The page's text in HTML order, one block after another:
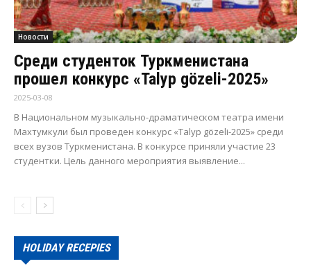
Новости
Среди студенток Туркменистана
прошел конкурс «Talyp gözeli-2025»
2025-03-08
В Национальном музыкально-драматическом театра имени
Махтумкули был проведен конкурс «Talyp gözeli-2025» среди
всех вузов Туркменистана. В конкурсе приняли участие 23
студентки. Цель данного мероприятия выявление...
HOLIDAY RECEPIES